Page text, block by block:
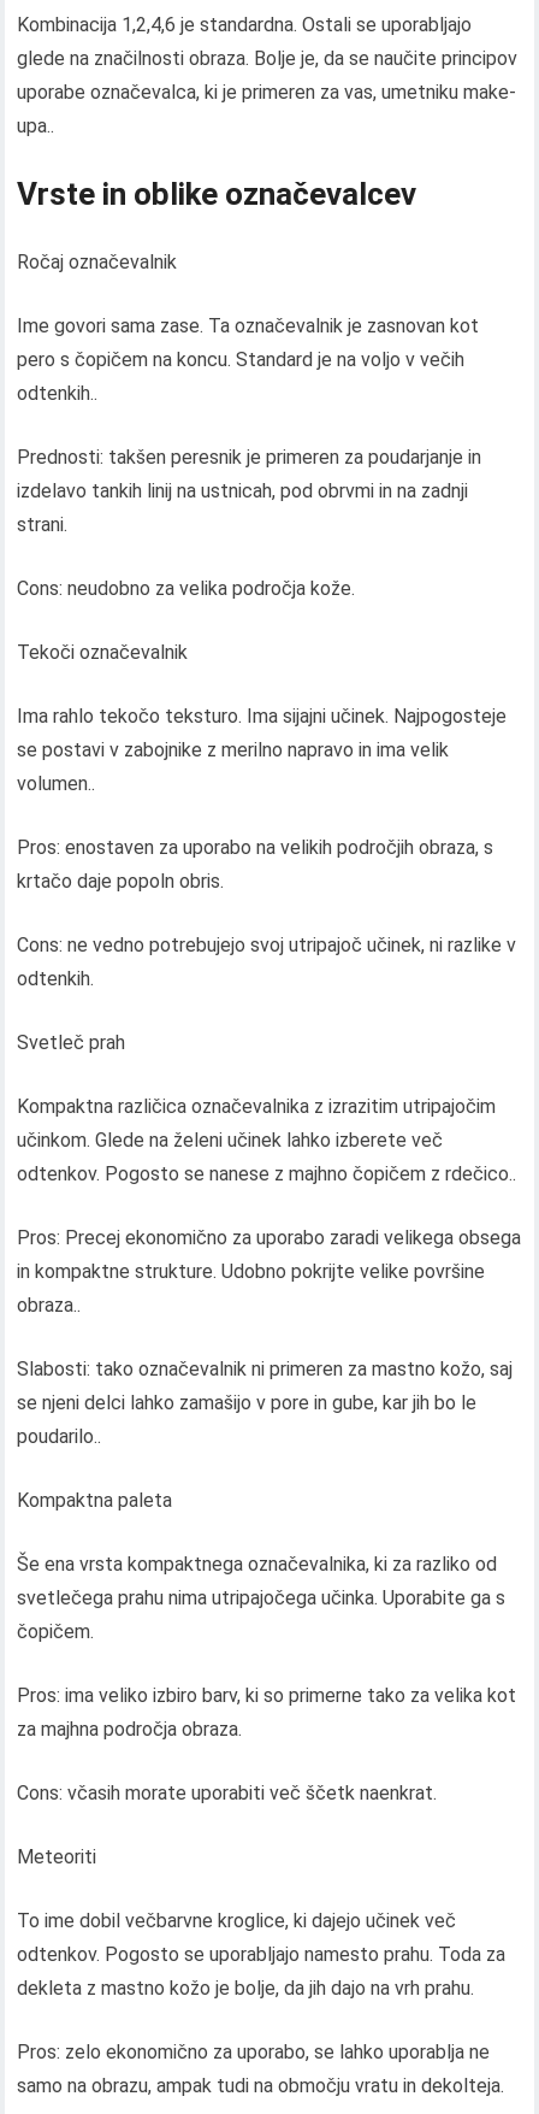
Kombinacija 1,2,4,6 je standardna. Ostali se uporabljajo
glede na značilnosti obraza. Bolje je, da se naučite principov
uporabe označevalca, ki je primeren za vas, umetniku make-
upa..
Vrste in oblike označevalcev
Ročaj označevalnik
Ime govori sama zase. Ta označevalnik je zasnovan kot
pero s čopičem na koncu. Standard je na voljo v večih
odtenkih..
Prednosti: takšen peresnik je primeren za poudarjanje in
izdelavo tankih linij na ustnicah, pod obrvmi in na zadnji
strani.
Cons: neudobno za velika področja kože.
Tekoči označevalnik
Ima rahlo tekočo teksturo. Ima sijajni učinek. Najpogosteje
se postavi v zabojnike z merilno napravo in ima velik
volumen..
Pros: enostaven za uporabo na velikih področjih obraza, s
krtačo daje popoln obris.
Cons: ne vedno potrebujejo svoj utripajoč učinek, ni razlike v
odtenkih.
Svetleč prah
Kompaktna različica označevalnika z izrazitim utripajočim
učinkom. Glede na želeni učinek lahko izberete več
odtenkov. Pogosto se nanese z majhno čopičem z rdečico..
Pros: Precej ekonomično za uporabo zaradi velikega obsega
in kompaktne strukture. Udobno pokrijte velike površine
obraza..
Slabosti: tako označevalnik ni primeren za mastno kožo, saj
se njeni delci lahko zamašijo v pore in gube, kar jih bo le
poudarilo..
Kompaktna paleta
Še ena vrsta kompaktnega označevalnika, ki za razliko od
svetlečega prahu nima utripajočega učinka. Uporabite ga s
čopičem.
Pros: ima veliko izbiro barv, ki so primerne tako za velika kot
za majhna področja obraza.
Cons: včasih morate uporabiti več ščetk naenkrat.
Meteoriti
To ime dobil večbarvne kroglice, ki dajejo učinek več
odtenkov. Pogosto se uporabljajo namesto prahu. Toda za
dekleta z mastno kožo je bolje, da jih dajo na vrh prahu.
Pros: zelo ekonomično za uporabo, se lahko uporablja ne
samo na obrazu, ampak tudi na območju vratu in dekolteja.